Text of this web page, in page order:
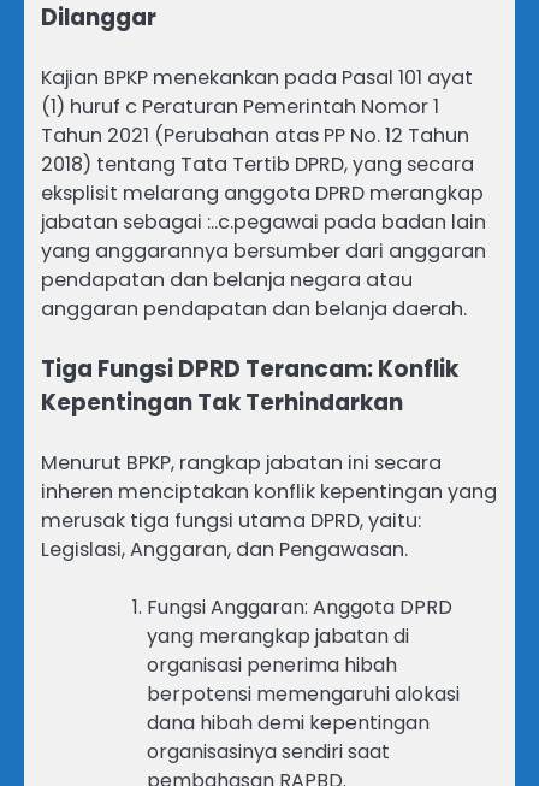
Dilanggar
Kajian BPKP menekankan pada Pasal 101 ayat
(1) huruf c Peraturan Pemerintah Nomor 1
Tahun 2021 (Perubahan atas PP No. 12 Tahun
2018) tentang Tata Tertib DPRD, yang secara
eksplisit melarang anggota DPRD merangkap
jabatan sebagai :..c.pegawai pada badan lain
yang anggarannya bersumber dari anggaran
pendapatan dan belanja negara atau
anggaran pendapatan dan belanja daerah.
Tiga Fungsi DPRD Terancam: Konflik
Kepentingan Tak Terhindarkan
Menurut BPKP, rangkap jabatan ini secara
inheren menciptakan konflik kepentingan yang
merusak tiga fungsi utama DPRD, yaitu:
Legislasi, Anggaran, dan Pengawasan.
Fungsi Anggaran: Anggota DPRD
yang merangkap jabatan di
organisasi penerima hibah
berpotensi memengaruhi alokasi
dana hibah demi kepentingan
organisasinya sendiri saat